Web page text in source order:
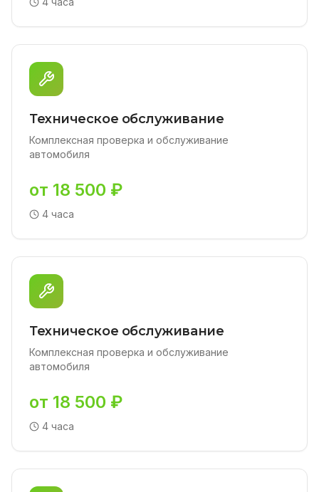
Техническое обслуживание
Комплексная проверка и обслуживание
автомобиля
от 18 500 ₽
4 часа
Техническое обслуживание
Комплексная проверка и обслуживание
автомобиля
от 18 500 ₽
4 часа